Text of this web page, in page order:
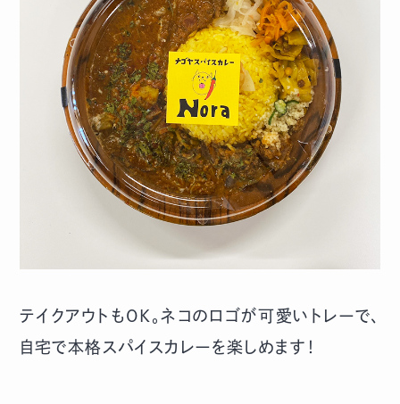
テイクアウトもOK。ネコのロゴが可愛いトレーで、
自宅で本格スパイスカレーを楽しめます！